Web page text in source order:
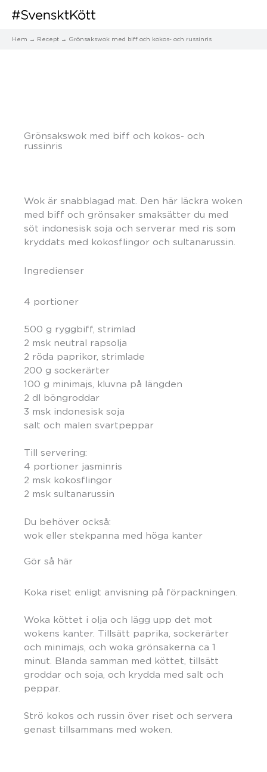
Hem Recept Grönsakswok med biff och kokos- och russinris
Grönsakswok med biff och kokos- och
russinris
Wok är snabblagad mat. Den här läckra woken
med biff och grönsaker smaksätter du med
söt indonesisk soja och serverar med ris som
kryddats med kokosflingor och sultanarussin.
Ingredienser
4 portioner
500 g ryggbiff, strimlad
2 msk neutral rapsolja
2 röda paprikor, strimlade
200 g sockerärter
100 g minimajs, kluvna på längden
2 dl böngroddar
3 msk indonesisk soja
salt och malen svartpeppar
Till servering:
4 portioner jasminris
2 msk kokosflingor
2 msk sultanarussin
Du behöver också:
wok eller stekpanna med höga kanter
Gör så här
Koka riset enligt anvisning på förpackningen.
Woka köttet i olja och lägg upp det mot
wokens kanter. Tillsätt paprika, sockerärter
och minimajs, och woka grönsakerna ca 1
minut. Blanda samman med köttet, tillsätt
groddar och soja, och krydda med salt och
peppar.
Strö kokos och russin över riset och servera
genast tillsammans med woken.